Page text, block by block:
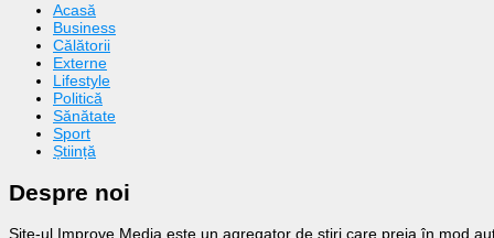
Acasă
Business
Călătorii
Externe
Lifestyle
Politică
Sănătate
Sport
Știință
Despre noi
Site-ul Improve Media este un agregator de ştiri care preia în mod